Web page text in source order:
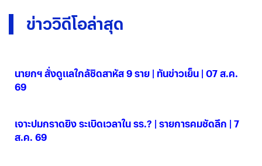
ข่าววิดีโอล่าสุด
นายกฯ สั่งดูแลใกล้ชิดสาหัส 9 ราย | ทันข่าวเย็น | 07 ส.ค.
69
เจาะปมกราดยิง ระเบิดเวลาใน รร.? | รายการคมชัดลึก | 7
ส.ค. 69